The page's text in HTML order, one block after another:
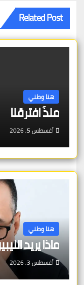
Related Post
هنا وطني
منذُ افترقنا
أغسطس 5, 2026
هنا وطني
ماذا يريد
أغسطس 3, 2026